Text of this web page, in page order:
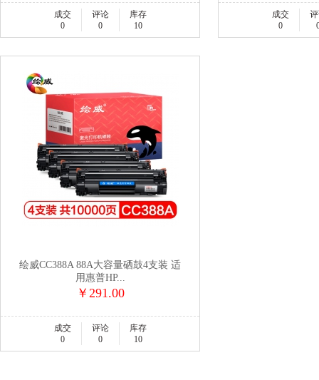
成交
0
评论
0
库存
10
成交
0
绘威CC388A 88A大容量硒鼓4支装 适
用惠普HP...
￥291.00
成交
0
评论
0
库存
10